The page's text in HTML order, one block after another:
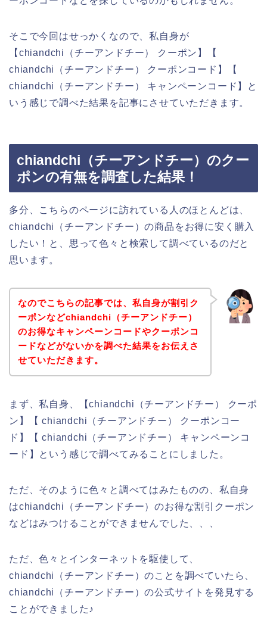
そこで今回はせっかくなので、私自身が
【chiandchi（チーアンドチー） クーポン】【
chiandchi（チーアンドチー） クーポンコード】【
chiandchi（チーアンドチー） キャンペーンコード】と
いう感じで調べた結果を記事にさせていただきます。
chiandchi（チーアンドチー）のクー
ポンの有無を調査した結果！
多分、こちらのページに訪れている人のほとんどは、
chiandchi（チーアンドチー）の商品をお得に安く購入
したい！と、思って色々と検索して調べているのだと
思います。
なのでこちらの記事では、私自身が割引ク
ーポンなどchiandchi（チーアンドチー）
のお得なキャンペーンコードやクーポンコ
ードなどがないかを調べた結果をお伝えさ
せていただきます。
まず、私自身、【chiandchi（チーアンドチー） クーポ
ン】【 chiandchi（チーアンドチー） クーポンコー
ド】【 chiandchi（チーアンドチー） キャンペーンコ
ード】という感じで調べてみることにしました。
ただ、そのように色々と調べてはみたものの、私自身
はchiandchi（チーアンドチー）のお得な割引クーポン
などはみつけることができませんでした、、、
ただ、色々とインターネットを駆使して、
chiandchi（チーアンドチー）のことを調べていたら、
chiandchi（チーアンドチー）の公式サイトを発見する
ことができました♪